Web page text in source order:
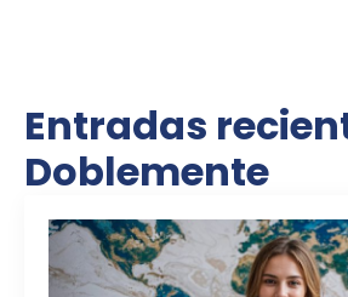
Entradas
Doblemente